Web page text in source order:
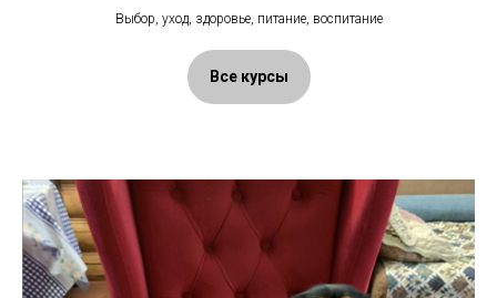
Выбор, уход, здоровье, питание, воспитание
Все курсы